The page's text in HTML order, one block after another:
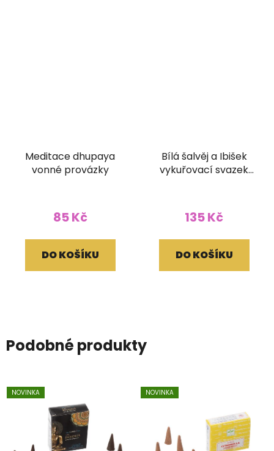
Meditace dhupaya
vonné provázky
85 Kč
DO KOŠÍKU
Bílá šalvěj a Ibišek
vykuřovací svazek
135 Kč
DO KOŠÍKU
Podobné produkty
NOVINKA NOVINKA